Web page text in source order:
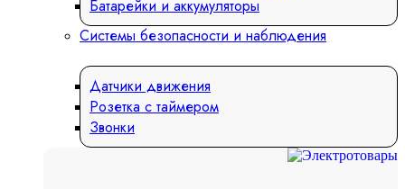
Батарейки и аккумуляторы
Системы безопасности и наблюдения
Датчики движения
Розетка с таймером
Звонки